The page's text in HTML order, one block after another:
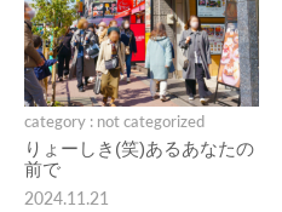
category : not categorized
りょーしき(笑)あるあなたの
前で
2024.11.21